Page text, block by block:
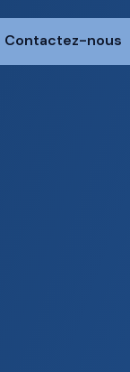
Contactez-nous